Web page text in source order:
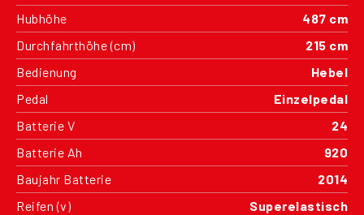
Hubhöhe
487 cm
Durchfahrthöhe (cm)
215 cm
Bedienung
Hebel
Pedal
Einzelpedal
Batterie V
24
Batterie Ah
920
Baujahr Batterie
2014
Reifen (v)
Superelastisch